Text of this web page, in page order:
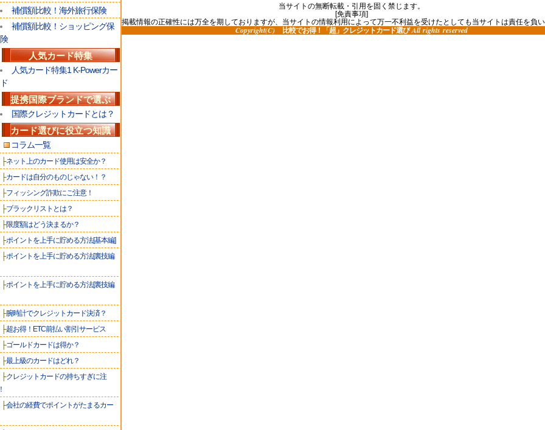
当サイトの無断転載・引用を固く禁じます。
[免責事項]
掲載情報の正確性には万全を期しておりますが、当サイトの情報利用によって万一不利益を受けたとしても当サイトは責任を負い
Copyright(C) 比較でお得！「超」クレジットカード選びAll rights reserved
補償額比較！海外旅行保険
補償額比較！ショッピング保
険
人気カード特集
人気カード特集1 K-Powerカー
ド
提携国際ブランドで選ぶ
国際クレジットカードとは？
カード選びに役立つ知識
コラム一覧
├ネット上のカード使用は安全か？
├カードは自分のものじゃない！？
├フィッシング詐欺にご注意！
├ブラックリストとは？
├限度額はどう決まるか？
├ポイントを上手に貯める方法[基本編]
├ポイントを上手に貯める方法[裏技編
├ポイントを上手に貯める方法[裏技編
├腕時計でクレジットカード決済？
├超お得！ETC前払い割引サービス
├ゴールドカードは得か？
├最上級のカードはどれ？
├クレジットカードの持ちすぎに注
├会社の経費でポイントがたまるカー